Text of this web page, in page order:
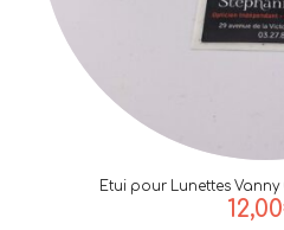
Etui pour Lunettes
12,00